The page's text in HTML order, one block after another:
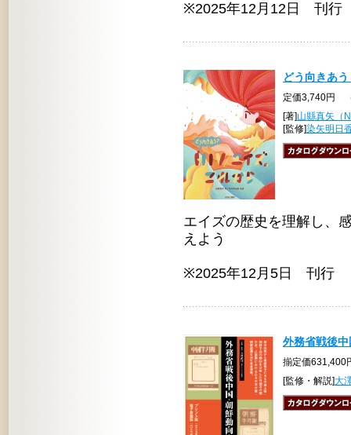
※2025年12月12日 刊行
どう向きあ
定価3,740円
[著]山縣真矢（
[監修]染矢明日
エイズの歴史を理解し、
えよう
※2025年12月5日 刊行
外務省戦後
揃定価
[監修・解説]大